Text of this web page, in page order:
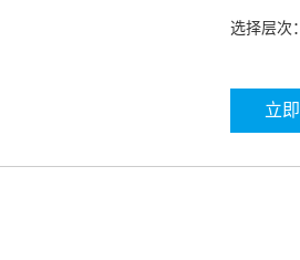
选择层次
立